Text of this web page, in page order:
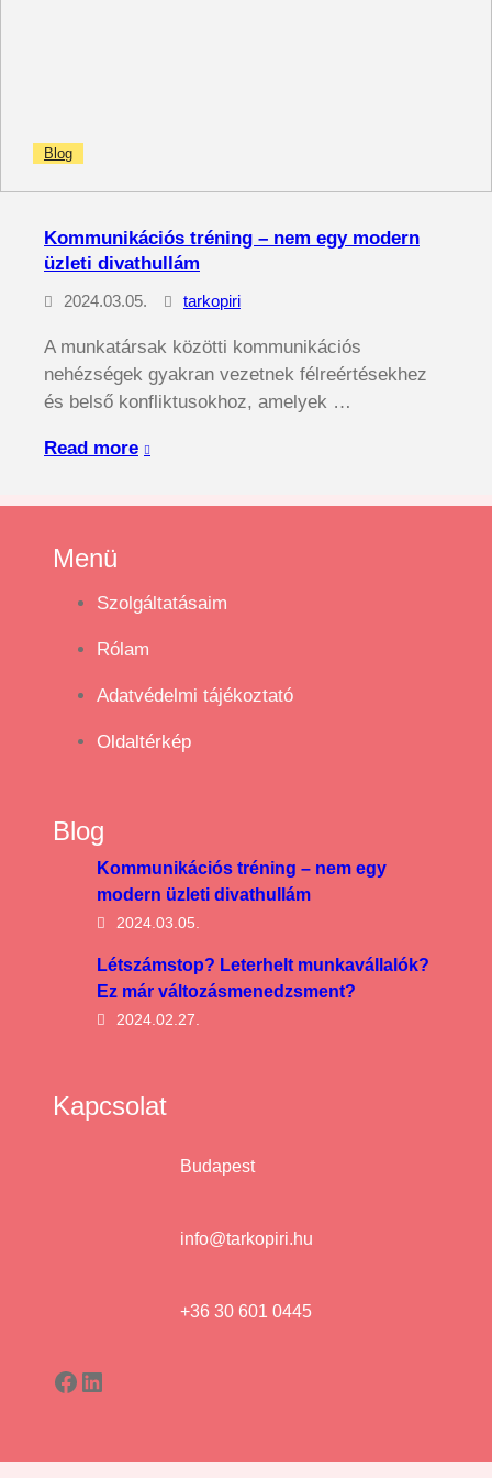
Kommunikációs tréning – nem egy modern
üzleti divathullám
2024.03.05. tarkopiri
Blog
A munkatársak közötti kommunikációs
nehézségek gyakran vezetnek félreértésekhez
és belső konfliktusokhoz, amelyek …
Read more
Menü
Szolgáltatásaim
Rólam
Adatvédelmi tájékoztató
Oldaltérkép
Blog
Kommunikációs tréning – nem egy
modern üzleti divathullám
2024.03.05.
Létszámstop? Leterhelt munkavállalók?
Ez már változásmenedzsment?
2024.02.27.
Kapcsolat
Budapest
info@tarkopiri.hu
+36 30 601 0445